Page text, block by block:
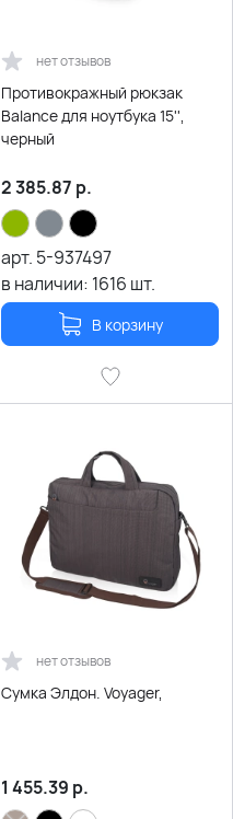
нет отзывов
Противокражный рюкзак
Balance для ноутбука 15'',
черный
2 385.87 р.
арт. 5-937497
в наличии: 1616 шт.
В корзину
нет отзывов
Сумка Элдон. Voyager,
1 455.39 р.